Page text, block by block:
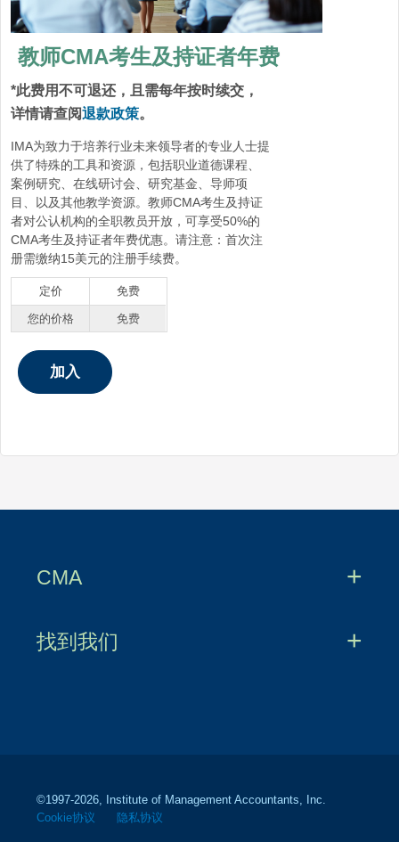
教师CMA考生及持证者年费
*此费用不可退还，且需每年按时续交，
详情请查阅退款政策。
IMA为致力于培养行业未来领导者的专业人士提
供了特殊的工具和资源，包括职业道德课程、
案例研究、在线研讨会、研究基金、导师项
目、以及其他教学资源。教师CMA考生及持证
者对公认机构的全职教员开放，可享受50%的
CMA考生及持证者年费优惠。请注意：首次注
册需缴纳15美元的注册手续费。
定价 免费
您的价格 免费
CMA
文档下载中心
找到我们
优酷平台
©1997-2026 , Institute of Management Accountants, Inc.
Cookie协议
隐私协议